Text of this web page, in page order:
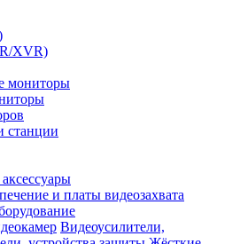
XVR)
мониторы
станции
и платы видеозахвата
Видеоусилители,